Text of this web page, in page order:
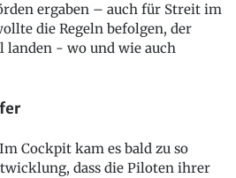
ergaben – auch für Streit im
die Regeln befolgen, der
landen - wo und wie auch
Cockpit kam es bald zu so
dass die Piloten ihrer